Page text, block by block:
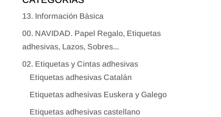
13. Información Bàsica
00. NAVIDAD. Papel Regalo, Etiquetas
adhesivas, Lazos, Sobres...
02. Etiquetas y Cintas adhesivas
Etiquetas adhesivas Catalán
Etiquetas adhesivas Euskera y Galego
Etiquetas adhesivas castellano